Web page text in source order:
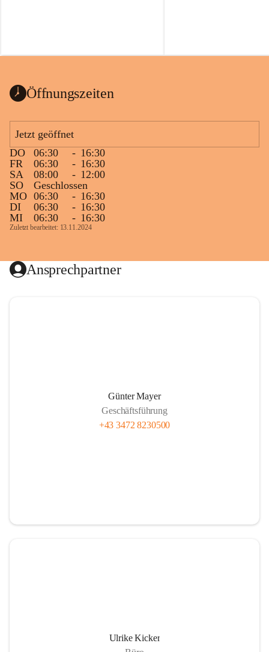
Öffnungszeiten
Jetzt geöffnet
DO
06:30 - 16:30
FR
06:30 - 16:30
SA
08:00 - 12:00
SO
Geschlossen
MO 06:30 - 16:30
DI
06:30 - 16:30
MI
06:30 - 16:30
Zuletzt bearbeitet: 13.11.2024
Ansprechpartner
Günter Mayer
Geschäftsführung
+43 3472 8230500
Ulrike Kicker